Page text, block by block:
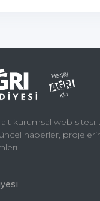
kurumsal web sitesi.
haberler,